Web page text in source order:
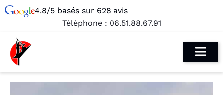
4.8/5 basés sur 628 avis
Téléphone : 06.51.88.67.91